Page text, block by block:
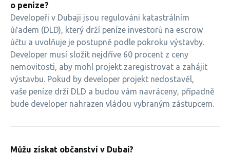
o peníze?
Developeři v Dubaji jsou regulováni katastrálním
úřadem (DLD), který drží peníze investorů na escrow
účtu a uvolňuje je postupně podle pokroku výstavby.
Developer musí složit nejdříve 60 procent z ceny
nemovitosti, aby mohl projekt zaregistrovat a zahájit
výstavbu. Pokud by developer projekt nedostavěl,
vaše peníze drží DLD a budou vám navráceny, případně
bude developer nahrazen vládou vybraným zástupcem.
Můžu získat občanství v Dubai?